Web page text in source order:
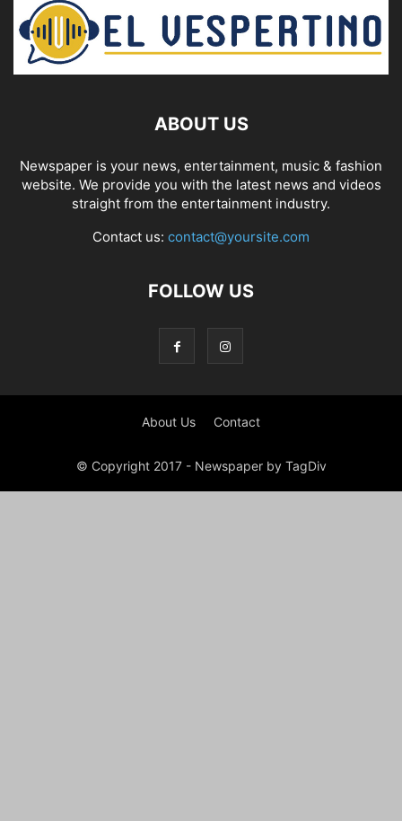
ABOUT US
Newspaper is your news, entertainment, music & fashion
website. We provide you with the latest news and videos
straight from the entertainment industry.
Contact us: contact@yoursite.com
FOLLOW US
About Us Contact
© Copyright 2017 - Newspaper by TagDiv